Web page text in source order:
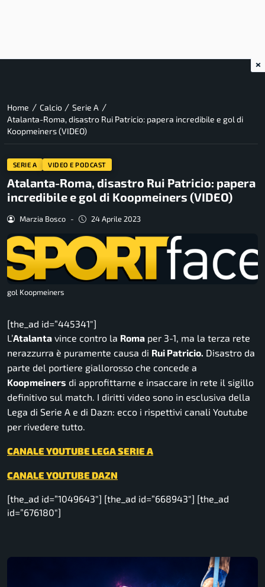
Home / Calcio / Serie A /
Atalanta-Roma, disastro Rui Patricio: papera incredibile e gol di
Koopmeiners (VIDEO)
SERIE A VIDEO E PODCAST
Atalanta-Roma, disastro Rui Patricio: papera
incredibile e gol di Koopmeiners (VIDEO)
Marzia Bosco - 24 Aprile 2023
gol Koopmeiners
[the_ad id=”445341″]
L’Atalanta vince contro la Roma per 3-1, ma la terza rete
nerazzurra è puramente causa di Rui Patricio. Disastro da
parte del portiere giallorosso che concede a
Koopmeiners di approfittarne e insaccare in rete il sigillo
definitivo sul match. I diritti video sono in esclusiva della
Lega di Serie A e di Dazn: ecco i rispettivi canali Youtube
per rivedere tutto.
CANALE YOUTUBE LEGA SERIE A
CANALE YOUTUBE DAZN
[the_ad id=”1049643″] [the_ad id=”668943″] [the_ad
id=”676180″]
×